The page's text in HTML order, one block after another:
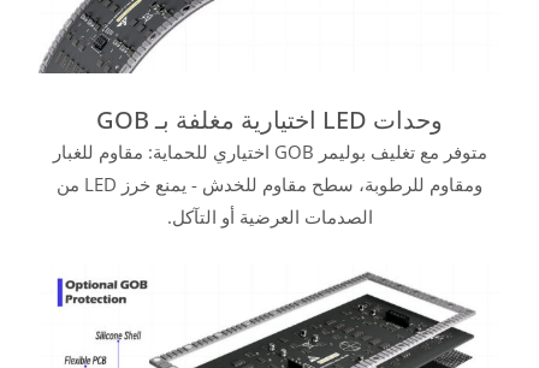
وحدات LED اختيارية مغلفة بـ GOB
متوفر مع تغليف بوليمر GOB اختياري للحماية: مقاوم للغبار
ومقاوم للرطوبة، سطح مقاوم للخدش - يمنع خرز LED من
الصدمات العرضية أو التآكل.